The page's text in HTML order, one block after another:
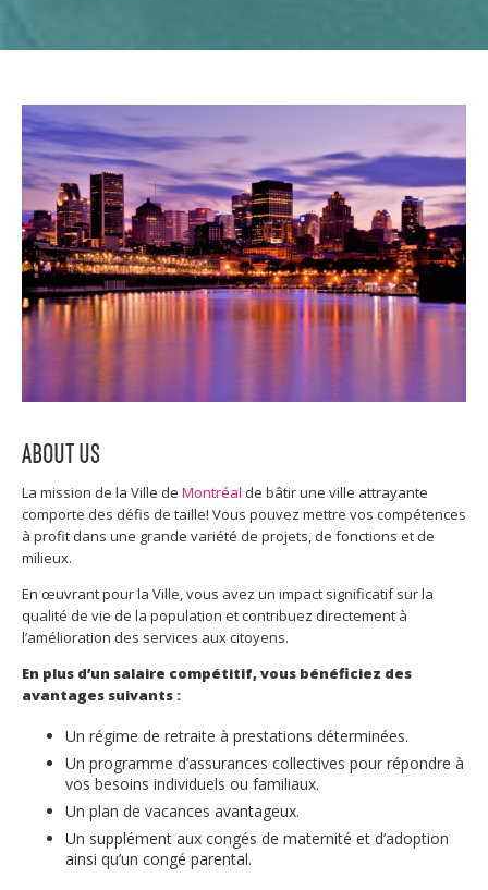
ABOUT US
La mission de la Ville de Montréal de bâtir une ville attrayante
comporte des défis de taille! Vous pouvez mettre vos compétences
à profit dans une grande variété de projets, de fonctions et de
milieux.
En œuvrant pour la Ville, vous avez un impact significatif sur la
qualité de vie de la population et contribuez directement à
l’amélioration des services aux citoyens.
En plus d’un salaire compétitif, vous bénéficiez des
avantages suivants :
Un régime de retraite à prestations déterminées.
Un programme d’assurances collectives pour répondre à
vos besoins individuels ou familiaux.
Un plan de vacances avantageux.
Un supplément aux congés de maternité et d’adoption
ainsi qu’un congé parental.